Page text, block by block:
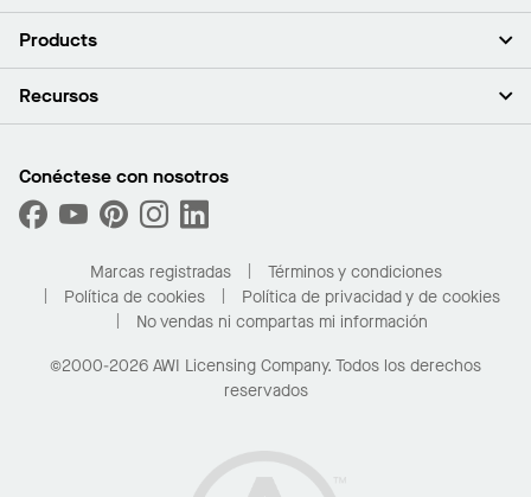
Acerca de nosotros
Sala de prensa
¿Cuáles son mis opciones de compra?
Products
Plafones
Capacidades personalizadas
Desempeño
Recursos
Buscar un distribuidor
Solicitar muestras
Compre en línea con Kanopi
Para el hogar
Conéctese con nosotros
Marcas registradas
Términos y condiciones
Política de cookies
Política de privacidad y de cookies
No vendas ni compartas mi información
©2000-2026 AWI Licensing Company. Todos los derechos
reservados